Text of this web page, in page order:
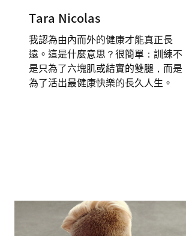
Tara Nicolas
我認為由內而外的健康才能真正長
遠。這是什麼意思？很簡單：訓練不
是只為了六塊肌或結實的雙腿，而是
為了活出最健康快樂的長久人生。